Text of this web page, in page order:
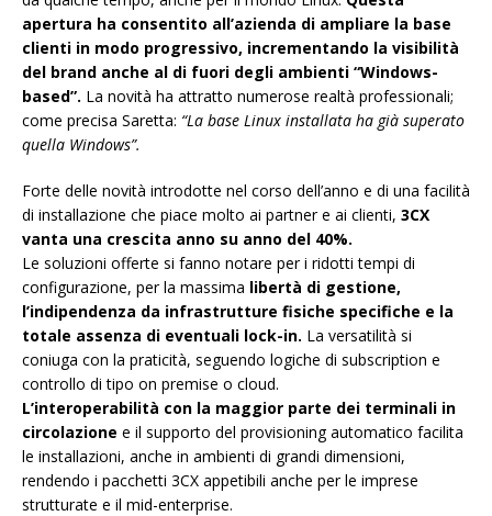
apertura ha consentito all’azienda di ampliare la base
clienti in modo progressivo, incrementando la visibilità
del brand anche al di fuori degli ambienti “Windows-
based”. La novità ha attratto numerose realtà professionali;
come precisa Saretta: “La base Linux installata ha già superato
quella Windows”.
Forte delle novità introdotte nel corso dell’anno e di una facilità
di installazione che piace molto ai partner e ai clienti, 3CX
vanta una crescita anno su anno del 40%.
Le soluzioni offerte si fanno notare per i ridotti tempi di
configurazione, per la massima libertà di gestione,
l’indipendenza da infrastrutture fisiche specifiche e la
totale assenza di eventuali lock-in. La versatilità si
coniuga con la praticità, seguendo logiche di subscription e
controllo di tipo on premise o cloud.
L’interoperabilità con la maggior parte dei terminali in
circolazione e il supporto del provisioning automatico facilita
le installazioni, anche in ambienti di grandi dimensioni,
rendendo i pacchetti 3CX appetibili anche per le imprese
strutturate e il mid-enterprise.